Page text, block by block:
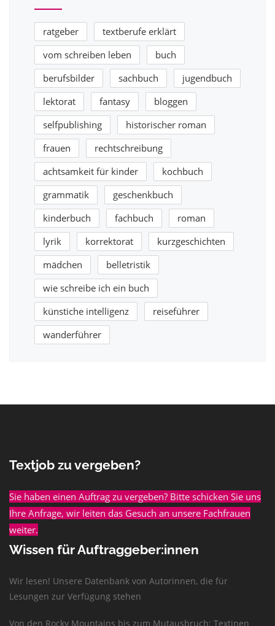
ratgeber
textberufe erklärt
vom schreiben leben
buch
berufsbilder
sachbuch
jugendbuch
lektorat
fantasy
bloggen
selfpublishing
historischer roman
frauen
rechtschreibung
achtsamkeit für kinder
kochbuch
grammatik
geschenkbuch
kinderbuch
fachbuch
roman
lyrik
korrektorat
kurzgeschichten
mädchen
belletristik
wie schreibe ich ein buch
künstiche intelligenz
reiseführer
wanderführer
Textjob zu vergeben?
Sie haben einen Auftrag zu vergeben? Bitte schicken Sie uns
Ihre Anfrage, wir leiten das Gesuch an unsere Fachfrauen
weiter.
Wissen für Auftraggeber:innen
Wir lesen! Unsere Datenbank von Autorinnen, die für
Lesungen zur Verfügung stehen
Von den Rocky Mountains bis zum Mutausbruch: Textinen